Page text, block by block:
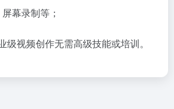
幕录制等；
级视频创作无需高级技能或培训。